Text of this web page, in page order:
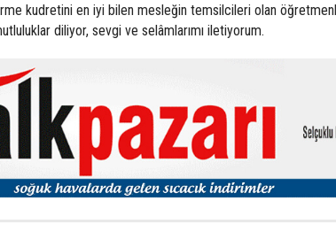
kudretini en iyi bilen mesleğin temsilcileri olan
diliyor, sevgi ve selâmlarımı iletiyorum.